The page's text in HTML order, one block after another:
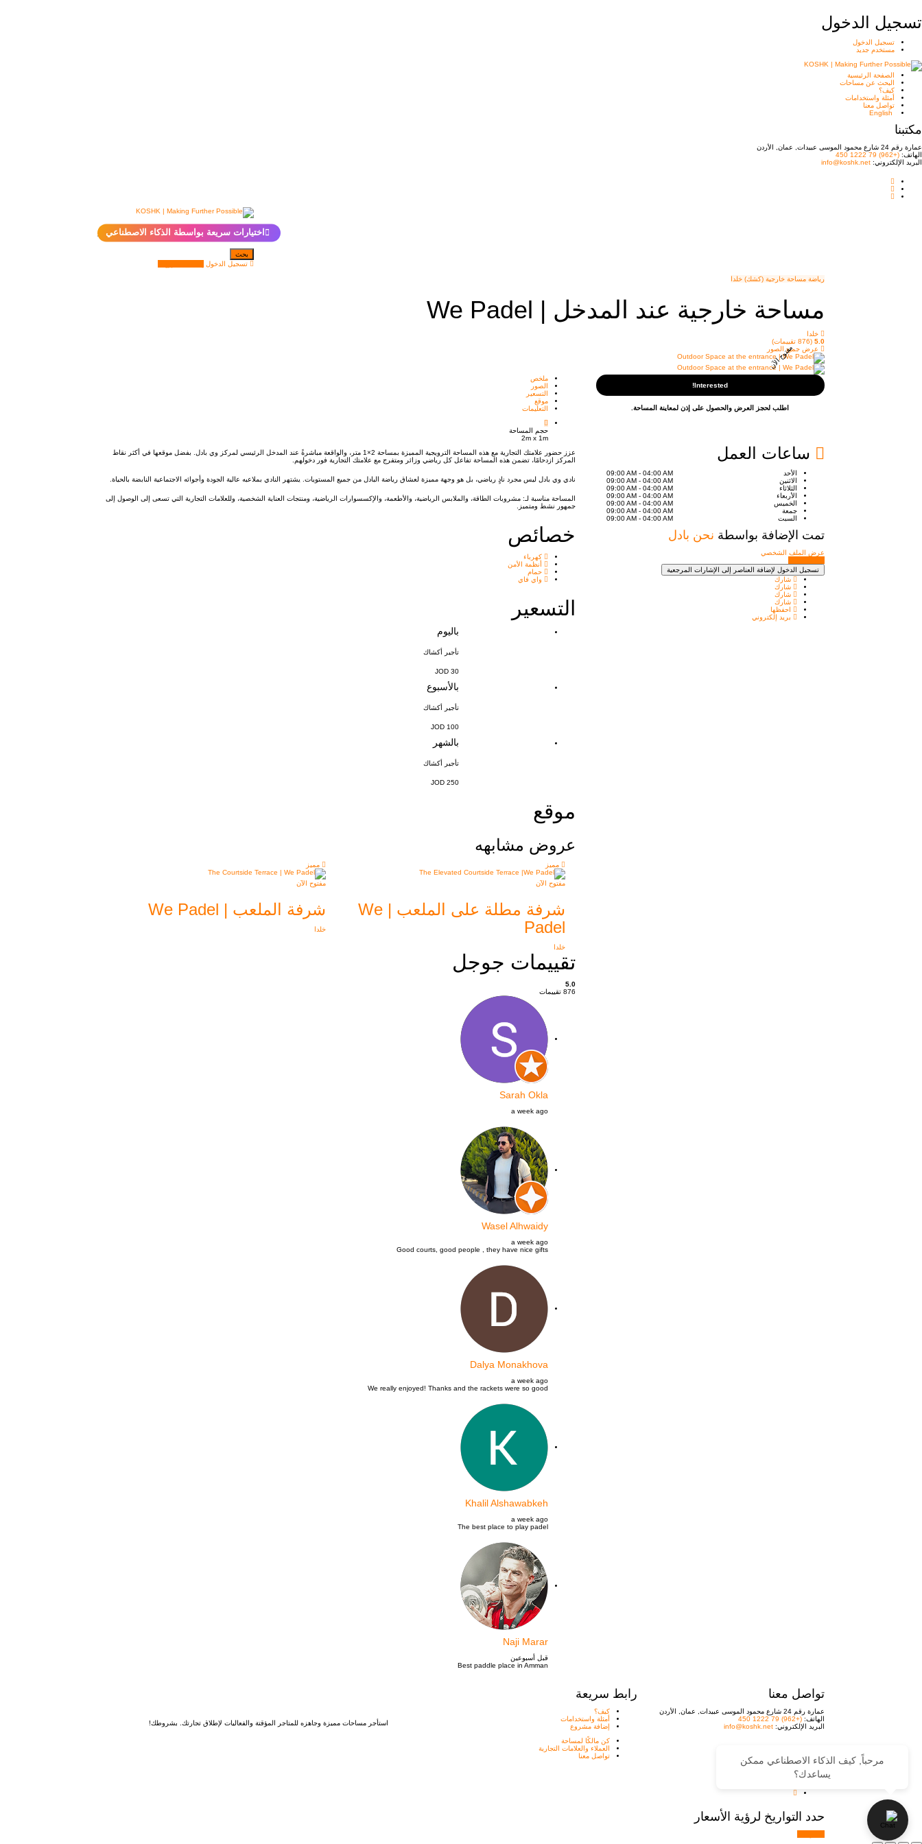
تسجيل الدخول
تسجيل الدخول
مستخدم جديد
الصفحة الرئيسية
البحث عن مساحات
كيف؟
أمثلة واستخدامات
تواصل معنا
English
مكتبنا
عمارة رقم 24 شارع محمود الموسى عبيدات, عمان, الأردن
الهاتف: (+962) 79 1222 450
البريد الإلكتروني: info@koshk.net
✨
اختيارات سريعة بواسطة الذكاء الاصطناعي
بحث
تسجيل الدخول
رياضة مساحة خارجية (كشك) خلدا
مساحة خارجية عند المدخل | We Padel
خلدا
5.0 (876 تقييمات)
عرض جميع الصور
ملخص
الصور
التسعير
موقع
التعليمات
حجم المساحة
2m x 1m
عزز حضور علامتك التجارية مع هذه المساحة الترويجية المميزة بمساحة 2×1 متر، والواقعة مباشرةً عند المدخل الرئيسي لمركز وي بادل. بفضل موقعها في أكثر نقاط
المركز ازدحامًا، تضمن هذه المساحة تفاعل كل رياضي وزائر ومتفرج مع علامتك التجارية فور دخولهم.
نادي وي بادل ليس مجرد نادٍ رياضي، بل هو وجهة مميزة لعشاق رياضة البادل من جميع المستويات. يشتهر النادي بملاعبه عالية الجودة وأجوائه الاجتماعية النابضة بالحياة.
المساحة مناسبة لـ: مشروبات الطاقة، والملابس الرياضية، والأطعمة، والإكسسوارات الرياضية، ومنتجات العناية الشخصية، وللعلامات التجارية التي تسعى إلى الوصول إلى
جمهور نشط ومتميز.
خصائص
كهرباء
أنظمة الأمن
حمام
واي فاي
التسعير
باليوم
تأجير أكشاك
30 JOD
بالأسبوع
تأجير أكشاك
100 JOD
بالشهر
تأجير أكشاك
250 JOD
موقع
عروض مشابهه
مميز
مفتوح الآن
شرفة الملعب | We Padel
خلدا
مميز
مفتوح الآن
شرفة مطلة على الملعب | We
Padel
خلدا
تقييمات جوجل
5.0
876 تقييمات
Sarah Okla
a week ago
Wasel Alhwaidy
a week ago
Good courts, good people , they have nice gifts
Dalya Monakhova
a week ago
We really enjoyed! Thanks and the rackets were so good
Khalil Alshawabkeh
a week ago
The best place to play padel
Naji Marar
قبل أسبوعين
Best paddle place in Amman
Interested!
اطلب لحجز العرض والحصول على إذن لمعاينة المساحة.
مفتوح الآن
ساعات العمل
الأحد
09:00 AM - 04:00 AM
الاثنين
09:00 AM - 04:00 AM
الثلاثاء
09:00 AM - 04:00 AM
الأربعاء
09:00 AM - 04:00 AM
الخميس
09:00 AM - 04:00 AM
جمعة
09:00 AM - 04:00 AM
السبت
09:00 AM - 04:00 AM
تمت الإضافة بواسطة نحن بادل
عرض الملف الشخصي
تسجيل الدخول لإضافة العناصر إلى الإشارات المرجعية
شارك
شارك
شارك
شارك
احفظها
بريد إلكتروني
استأجر مساحات مميزة وجاهزه للمتاجر المؤقتة والفعاليات لإطلاق تجارتك. بشروطك!
رابط سريعة
كيف؟
أمثلة واستخدامات
إضافة مشروع
كن مالكًا لمساحة
العملاء والعلامات التجارية
تواصل معنا
تواصل معنا
عمارة رقم 24 شارع محمود الموسى عبيدات, عمان, الأردن
الهاتف:(+962) 79 1222 450
البريد الإلكتروني:info@koshk.net
© جميع الحقوق محفوظة.
حدد التواريخ لرؤية الأسعار
مرحباً, كيف الذكاء الاصطناعي ممكن
يساعدك؟